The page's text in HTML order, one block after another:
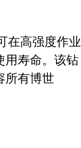
在高强度作业
用寿命。该钻
所有博世